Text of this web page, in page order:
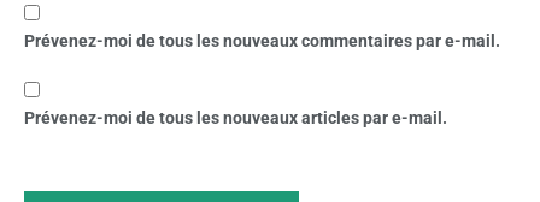
Prévenez-moi de tous les nouveaux commentaires par e-mail.
Prévenez-moi de tous les nouveaux articles par e-mail.